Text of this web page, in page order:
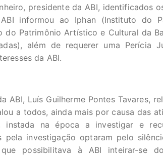
presidente da ABI, identificados
informou ao Iphan (Instituto do
do Patrimônio Artístico e Cultural da
além de requerer uma Perícia
da ABI.
ABI, Luís Guilherme Pontes Tavares,
a todos, ainda mais por causa das
instada na época a investigar e
pela investigação optaram pelo
possibilitava à ABI inteirar-se